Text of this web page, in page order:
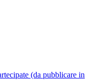
(da pubblicare in